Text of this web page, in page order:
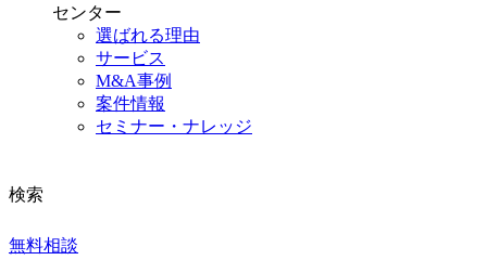
センター
選ばれる理由
サービス
M&A事例
案件情報
セミナー・ナレッジ
検索
無料相談